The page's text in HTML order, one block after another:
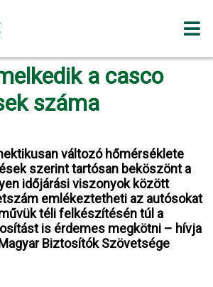
a casco
száma
változó hőmérséklete
szerint tartósan beköszönt a
időjárási viszonyok között
emlékeztetheti az autósokat
téli felkészítésén túl a
is érdemes megkötni – hívja
Biztosítók Szövetsége